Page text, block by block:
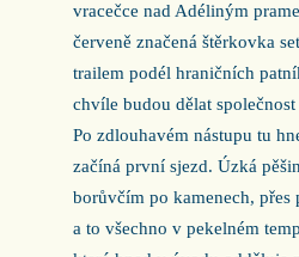
vracečce nad Adéliným
červeně značená štěrkovka
trailem podél hraničních
chvíle budou dělat
Po zdlouhavém nástupu tu
začíná první sjezd. Úzká
borůvčím po kamenech, přes
a to všechno v pekelném